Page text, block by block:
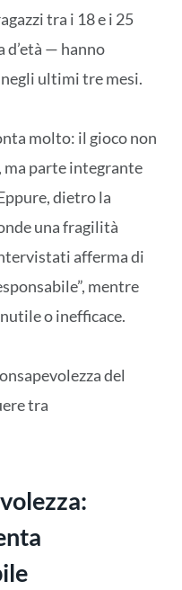
tra i 18 e i 25
d’età — hanno
ultimi tre mesi.
molto: il gioco non
ma parte integrante
dietro la
una fragilità
afferma di
mentre
o inefficace.
del
tra